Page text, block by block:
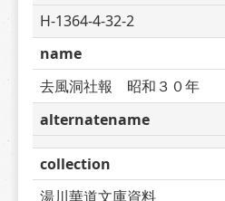
H-1364-4-32-2
name
去風洞社報　昭和３０年
alternatename
collection
湯川華道文庫資料